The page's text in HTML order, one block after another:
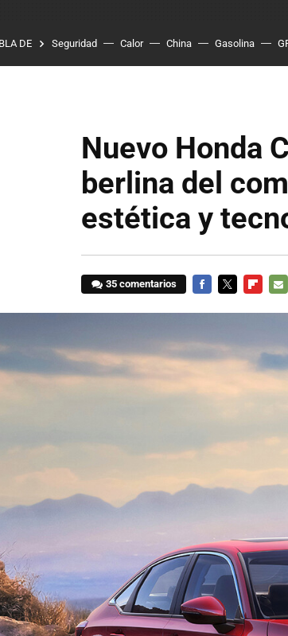
DE Seguridad Calor China Gasolina
Nuevo Honda
berlina del
estética y
35 comentarios